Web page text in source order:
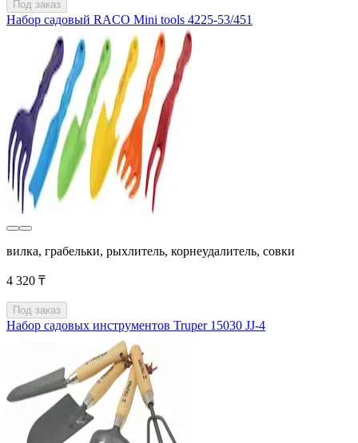
Под заказ
Набор садовый RACO Mini tools 4225-53/451
вилка, грабельки, рыхлитель, корнеудалитель, совки
4 320 ₸
Под заказ
Набор садовых инструментов Truper 15030 JJ-4